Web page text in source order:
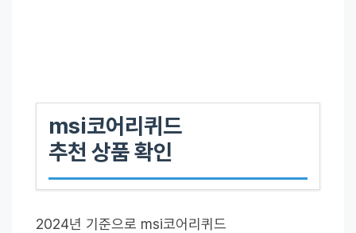
msi코어리퀴드
추천 상품 확인
2024년 기준으로 msi코어리퀴드